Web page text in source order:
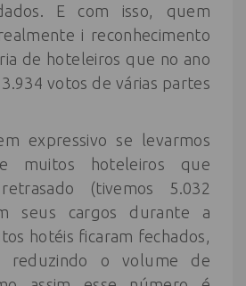
E com isso, quem
i reconhecimento
de hoteleiros que no ano
votos de várias partes
expressivo se levarmos
muitos hoteleiros que
(tivemos 5.032
seus cargos durante a
hotéis ficaram fechados,
reduzindo o volume de